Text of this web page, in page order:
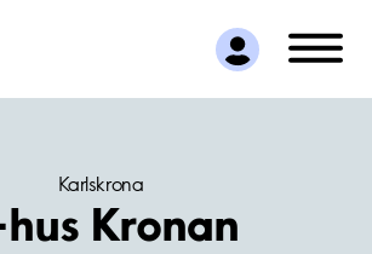
Karlskrona
Kronan